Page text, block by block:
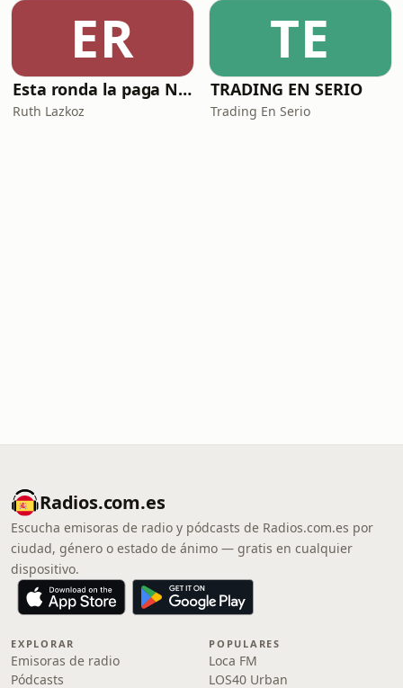
ER
Esta ronda la paga Newton
Ruth Lazkoz
TE
TRADING EN SERIO
Trading En Serio
Radios.com.es
Escucha emisoras de radio y pódcasts de Radios.com.es por
ciudad, género o estado de ánimo — gratis en cualquier
dispositivo.
EXPLORAR
Emisoras de radio
Pódcasts
POPULARES
Loca FM
LOS40 Urban